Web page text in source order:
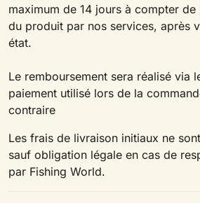
maximum de 14 jours à compter
du produit par nos services, après
état.
Le remboursement sera réalisé via
paiement utilisé lors de la
contraire
Les frais de livraison initiaux ne
sauf obligation légale en cas de
par Fishing World.